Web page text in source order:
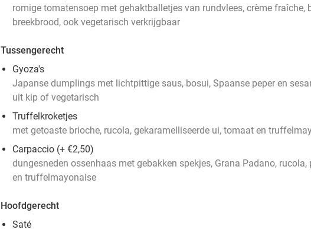
romige tomatensoep met gehaktballetjes van rundvlees, crème fraîche,
breekbrood, ook vegetarisch verkrijgbaar
Tussengerecht
Gyoza's
Japanse dumplings met lichtpittige saus, bosui, Spaanse peper en
uit kip of vegetarisch
Truffelkroketjes
met getoaste brioche, rucola, gekaramelliseerde ui, tomaat en
Carpaccio (+ €2,50)
dungesneden ossenhaas met gebakken spekjes, Grana Padano,
en truffelmayonaise
Hoofdgerecht
Saté